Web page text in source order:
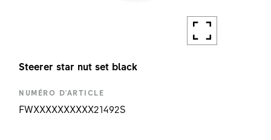
Steerer star nut set black
NUMÉRO D'ARTICLE
FWXXXXXXXXXX21492S